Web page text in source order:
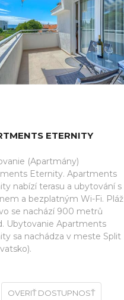
ETERNITY
(Apartmány)
Eternity. Apartments
nabízí terasu a ubytování s
a bezplatným Wi-Fi. Pláž
se nachází 900 metrů
Ubytovanie Apartments
sa nachádza v meste Split
OVERIŤ DOSTUPNOSŤ